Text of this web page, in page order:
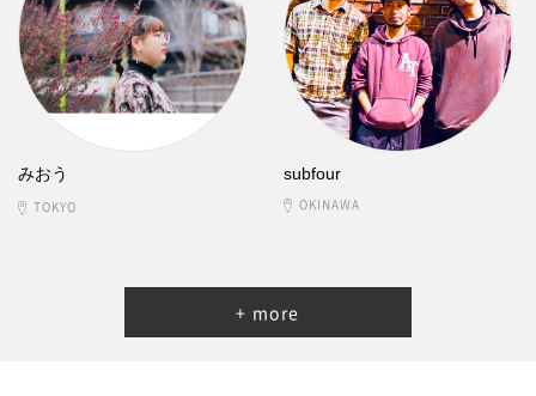
みおう
TOKYO
subfour
OKINAWA
+ more